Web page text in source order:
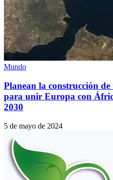
Mundo
Planean la construcción
para unir Europa con
2030
5 de mayo de 2024